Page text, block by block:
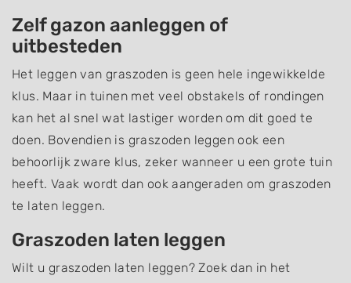
Zelf gazon aanleggen of
uitbesteden
Het leggen van graszoden is geen hele ingewikkelde
klus. Maar in tuinen met veel obstakels of rondingen
kan het al snel wat lastiger worden om dit goed te
doen. Bovendien is graszoden leggen ook een
behoorlijk zware klus, zeker wanneer u een grote tuin
heeft. Vaak wordt dan ook aangeraden om graszoden
te laten leggen.
Graszoden laten leggen
Wilt u graszoden laten leggen? Zoek dan in het